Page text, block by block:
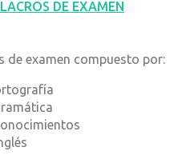
DE EXAMEN
de examen compuesto por: